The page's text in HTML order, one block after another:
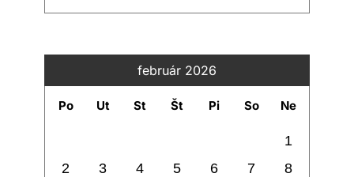
február 2026
Po Ut St Št Pi So Ne
1
2
3 4 5 6 7
8